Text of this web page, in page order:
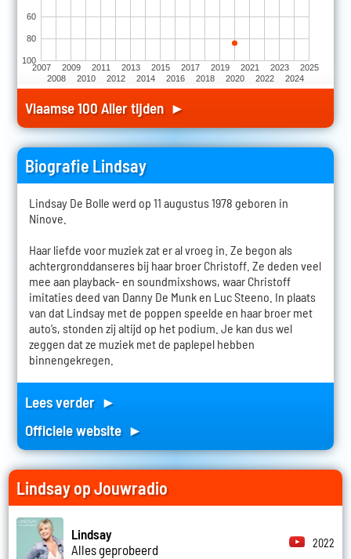
2007
2008
2009
2010
2011
2012
2013
2014
2015
2016
2017
2018
2019
2020
2021
2022
2023
2024
2025
60
80
100
Vlaamse 100 Aller tijden ►
Biografie Lindsay
Lindsay De Bolle werd op 11 augustus 1978 geboren in
Ninove.
Haar liefde voor muziek zat er al vroeg in. Ze begon als
achtergronddanseres bij haar broer Christoff. Ze deden veel
mee aan playback- en soundmixshows, waar Christoff
imitaties deed van Danny De Munk en Luc Steeno. In plaats
van dat Lindsay met de poppen speelde en haar broer met
auto’s, stonden zij altijd op het podium. Je kan dus wel
zeggen dat ze muziek met de paplepel hebben
binnengekregen.
Lees verder ►
Officiele website ►
Lindsay op Jouwradio
Lindsay
Alles geprobeerd
2022